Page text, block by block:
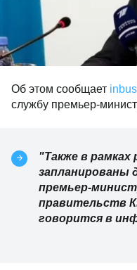
Об этом сообщает
службу премьер-
"Также в рамках
запланированы
премьер-
правительств
говорится в